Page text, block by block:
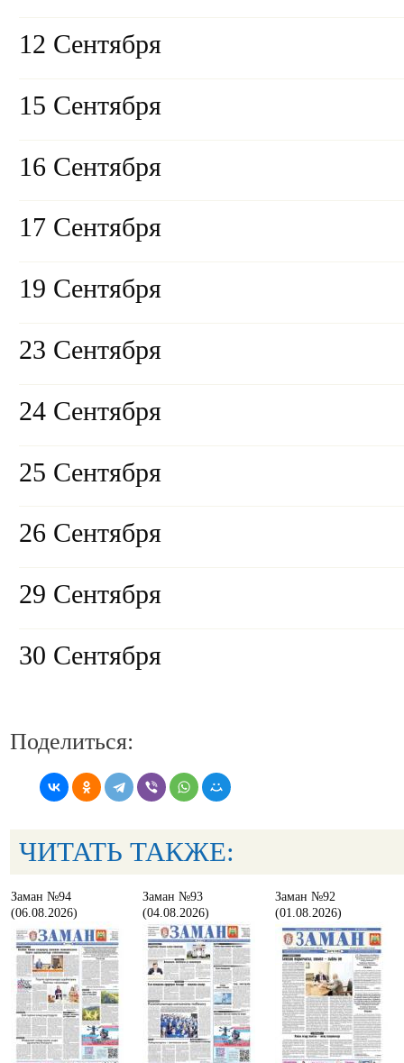
12 Сентября
15 Сентября
16 Сентября
17 Сентября
19 Сентября
23 Сентября
24 Сентября
25 Сентября
26 Сентября
29 Сентября
30 Сентября
Поделиться:
ЧИТАТЬ ТАКЖЕ:
Заман №94
(06.08.2026)
Заман №93
(04.08.2026)
Заман №92
(01.08.2026)